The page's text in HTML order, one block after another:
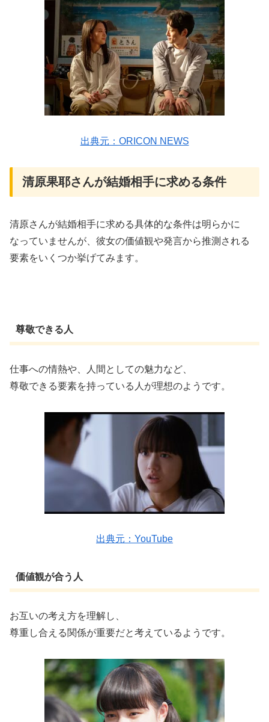
出典元：ORICON NEWS
清原果耶さんが結婚相手に求める条件
清原さんが結婚相手に求める具体的な条件は明らかに
なっていませんが、彼女の価値観や発言から推測される
要素をいくつか挙げてみます。
尊敬できる人
仕事への情熱や、人間としての魅力など、
尊敬できる要素を持っている人が理想のようです。
出典元：YouTube
価値観が合う人
お互いの考え方を理解し、
尊重し合える関係が重要だと考えているようです。